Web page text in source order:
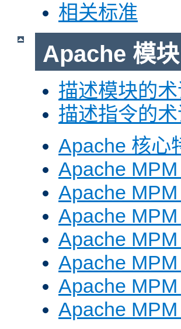
相关标准
Apache 模块
描述模块的
描述指令的
Apache 核心
Apache
Apache
Apache
Apache
Apache
Apache
Apache